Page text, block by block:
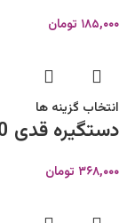
۱۸۵,۰۰۰ تومان
انتخاب گزینه ها
دستگیره قدی 340 لولاند
۳۶۸,۰۰۰ تومان